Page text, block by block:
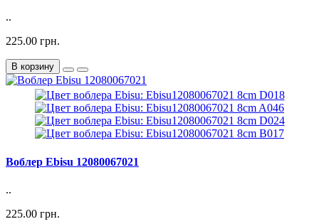
..
225.00 грн.
В корзину
Воблер Ebisu 12080067021
..
225.00 грн.